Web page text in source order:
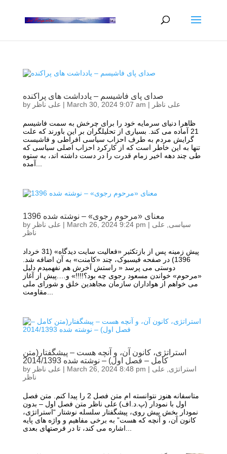
صدای پای فاشیسم – یادداشت های پراکنده
by علی ناظر | March 30, 2024 9:07 am | علی ناظر
ظاهرا دنیای سرمایه خود را برای چرخش به سمت فاشیسم
21 آماده می کند. بسیاری از تحلیلگران بر این باورند که علت
گرایش مردم به طرف احزاب سیاسی افراطی و فاشیست
تنها به این خاطر است که از کارکرد احزاب اصلی سیاسی که
طی چند دهه اخیر زمام قدرت را در دست داشته اند، به ستوه
معنای «مرحوم رجوی» – نوشته شده 1396
by علی ناظر | March 26, 2024 9:24 pm | سیاسی
علی
ناظر
پیش زمینه پس از بازتکثیر «فعالیت سایت دیدگاه» (31 خرداد
1396) در صفحه فیسبوک، چند «کامنت» به آن اضافه شد.
دوستی می پرسد « راستش آخرش هم نفهمیدم دلیل
«مرحوم» خواندن مسعود رجوی چه بود؟!!!!» و….پیش از آغاز
می خواهم از هواداران سازمان مجاهدین خلق و شورای ملی
استراتژی، کانون آن، و آنچه هست – پیشگفتار(متن
کامل – فصل اول) – نوشته شده 2014/1393
by علی ناظر | March 26, 2024 8:48 pm | استراتژی
علی
ناظر
متاسفانه هنوز نتوانسته ام متن فصل 2 را پیدا کنم. متن فصل
اول با نمودار (پ.د.اف) علی ناظر متن فصل اول – بدون
نمودار بخش پیش روی، پیشگفتار سلسله نوشتار “استراتژی،
کانون آن، و آنچه که هست” به برخی مفاهیم و واژه های پایه